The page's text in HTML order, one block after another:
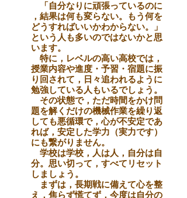
「自分なりに頑張っているのに
， 結果は何も変らない。もう何を
どうすればいいかわからない。」
という人も多いのではないかと思
います。
特に，レベルの高い高校では ，
授業内容や進度・予習・宿題に振
り回されて，日々追われるように
勉強している 人 もいるでしょう。
その状態で，ただ時間をかけ問
題を解くだけの機械作業を繰り返
しても悪循環で，心が不安定であ
れば，安定した学力（実力です）
にも繋がりません。
学校は学校，人は人 ， 自分は自
分。思い切って，すべてリセット
しましょう。
まずは ，長期戦に備えて心を整
え，焦らず慌てず ，今度は自分の